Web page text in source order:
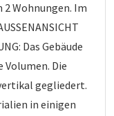
2 Wohnungen. Im
Das Gebäude
Die
gegliedert.
in einigen